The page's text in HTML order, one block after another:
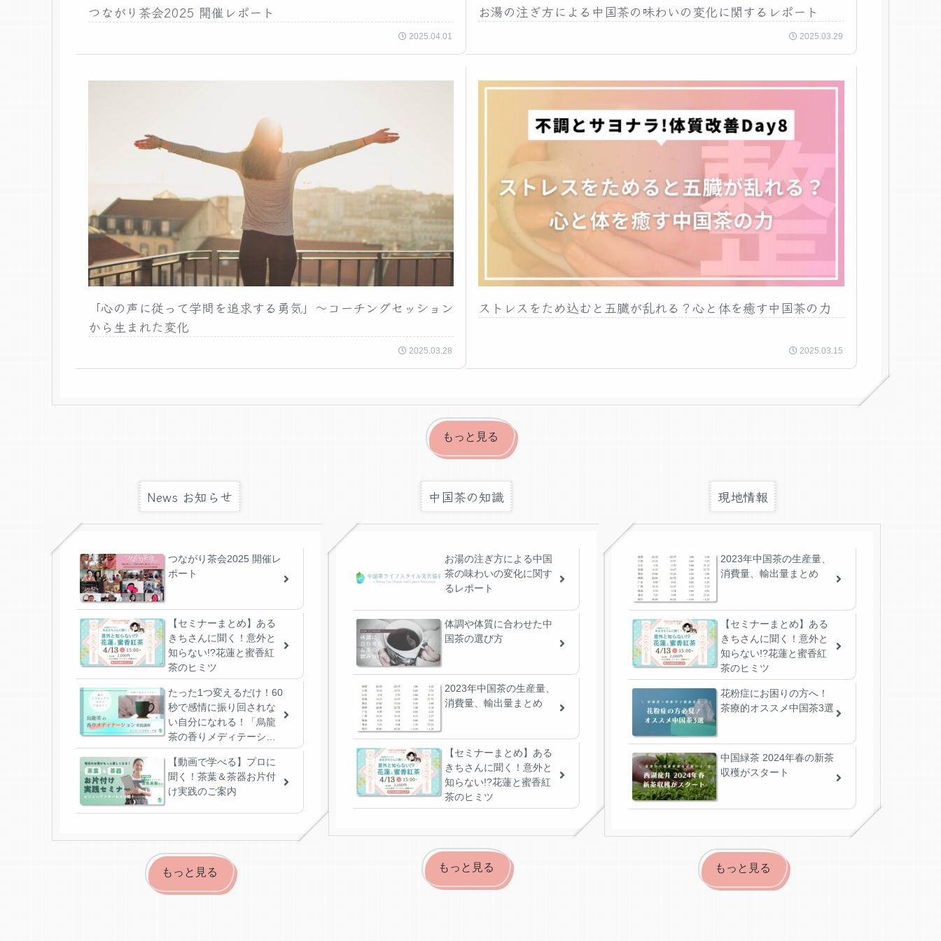
つながり茶会2025 開催レポート
2025.04.01
お湯の注ぎ方による中国茶の味わいの変化に関するレポート
2025.03.29
「心の声に従って学問を追求する勇気」〜コーチングセッション
から生まれた変化
2025.03.28
ストレスをため込むと五臓が乱れる？心と体を癒す中国茶の力
2025.03.15
もっと見る
News お知らせ
つながり茶会2025 開催レ
ポート
【セミナーまとめ】ある
きちさんに聞く！意外と
知らない!?花蓮と蜜香紅
茶のヒミツ
たった1つ変えるだけ！60
秒で感情に振り回されな
い自分になれる！「烏龍
茶の香りメディテーショ
ン」実践法【動画講座】
【動画で学べる】プロに
聞く！茶葉＆茶器お片付
け実践のご案内
もっと見る
中国茶の知識
お湯の注ぎ方による中国
茶の味わいの変化に関す
るレポート
体調や体質に合わせた中
国茶の選び方
2023年中国茶の生産量、
消費量、輸出量まとめ
【セミナーまとめ】ある
きちさんに聞く！意外と
知らない!?花蓮と蜜香紅
茶のヒミツ
もっと見る
現地情報
2023年中国茶の生産量、
消費量、輸出量まとめ
【セミナーまとめ】ある
きちさんに聞く！意外と
知らない!?花蓮と蜜香紅
茶のヒミツ
花粉症にお困りの方へ！
茶療的オススメ中国茶3選
中国緑茶 2024年春の新茶
収穫がスタート
もっと見る